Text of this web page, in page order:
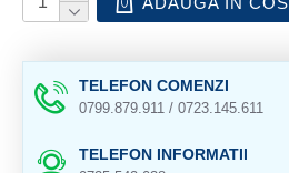
TELEFON COMENZI
0799.879.911 / 0723.145.611
TELEFON INFORMATII